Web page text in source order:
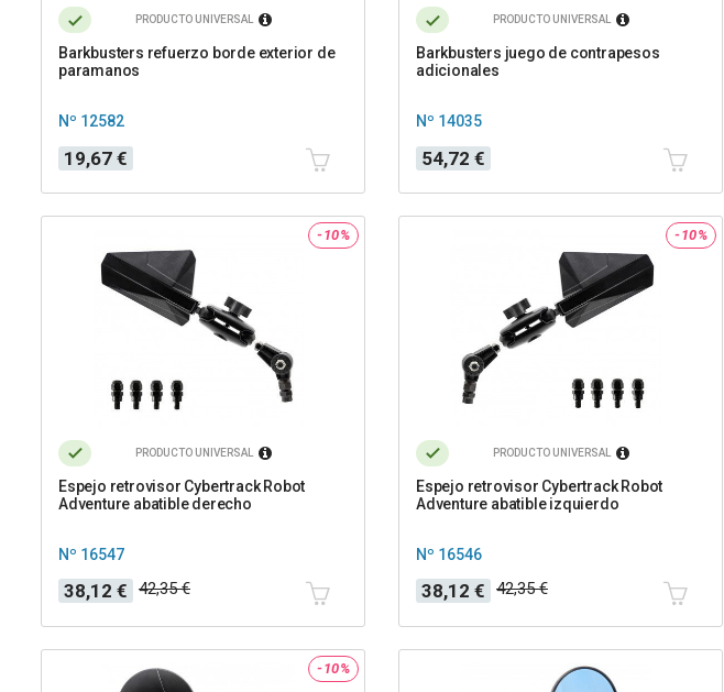
PRODUCTO UNIVERSAL
Barkbusters refuerzo borde exterior de
paramanos
Nº 12582
Precio
19,67 €
PRODUCTO UNIVERSAL
Barkbusters juego de contrapesos
adicionales
Nº 14035
Precio
54,72 €
-10%
PRODUCTO UNIVERSAL
Espejo retrovisor Cybertrack Robot
Adventure abatible derecho
Nº 16547
Precio
38,12 €
Precio
base
42,35 €
-10%
PRODUCTO UNIVERSAL
Espejo retrovisor Cybertrack Robot
Adventure abatible izquierdo
Nº 16546
Precio
38,12 €
Precio
base
42,35 €
-10%